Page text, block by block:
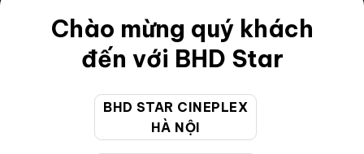
Chào mừng quý khách
đến với BHD Star
BHD STAR CINEPLEX
HÀ NỘI
Điều khoản
Hướng dẫn đặt vé trực tuyến
Chính sách bảo vệ thông tin cá nhân của người tiêu